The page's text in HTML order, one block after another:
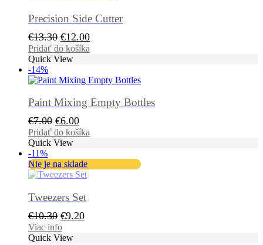
Precision Side Cutter
€13.30 Pôvodná
cena
bola:
€12.00Aktuálna
cena
Pridať do košíka
Quick View
-14%
Paint Mixing Empty Bottles
€7.00 Pôvodná
cena
bola:
€7.00.
€6.00Aktuálna
cena
€6.00.
Pridať do košíka
Quick View
-11%
Nie je na sklade
Tweezers Set
€10.30 Pôvodná
cena
bola:
€9.20Aktuálna
Viac info
Quick View